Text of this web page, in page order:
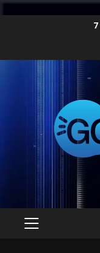
PRIMARY